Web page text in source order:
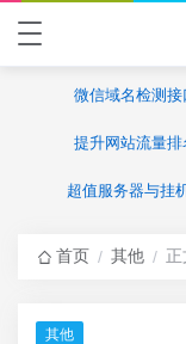
微信域名检测接
提升网站流量排
超值服务器与挂
首页 / 其他 / 正
其他